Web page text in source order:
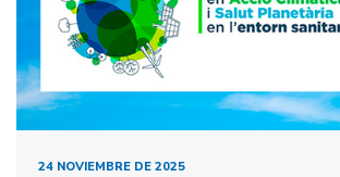
24 NOVIEMBRE DE 2025